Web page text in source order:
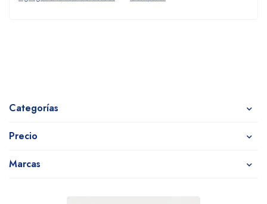
Categorías
Precio
Marcas